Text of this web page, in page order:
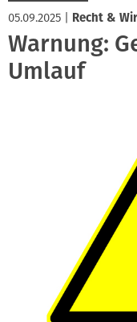
05.09.2025 Recht &
Warnung:
Umlauf